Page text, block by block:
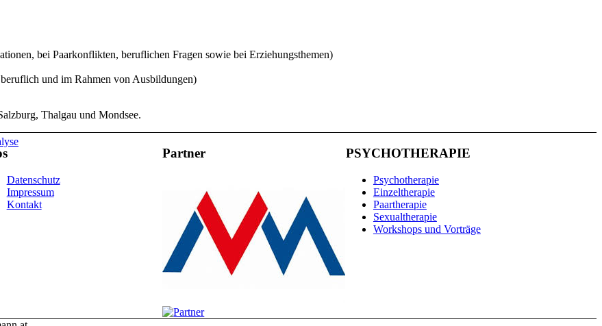
bei Paarkonflikten, beruflichen Fragen sowie bei Erziehungsthemen)
und im Rahmen von Ausbildungen)
Thalgau und Mondsee.
Datenschutz
Impressum
Kontakt
Partner PSYCHOTHERAPIE
Psychotherapie
Einzeltherapie
Paartherapie
Sexualtherapie
Workshops und Vorträge